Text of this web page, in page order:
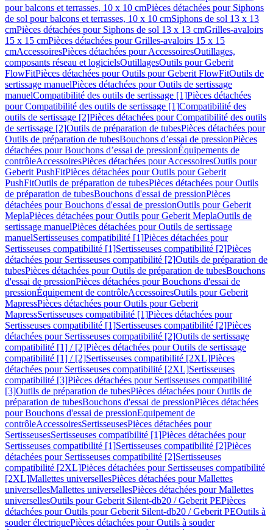
pour balcons et terrasses, 10 x 10 cmPièces détachées pour Siphons
de sol pour balcons et terrasses, 10 x 10 cmSiphons de sol 13 x 13
cmPièces détachées pour Siphons de sol 13 x 13 cmGrilles-avaloirs
15 x 15 cmPièces détachées pour Grilles-avaloirs 15 x 15
cmAccessoiresPièces détachées pour AccessoiresOutillages,
composants réseau et logicielsOutillagesOutils pour Geberit
FlowFitPièces détachées pour Outils pour Geberit FlowFitOutils de
sertissage manuelPièces détachées pour Outils de sertissage
manuelCompatibilité des outils de sertissage [1]Pièces détachées
pour Compatibilité des outils de sertissage [1]Compatibilité des
outils de sertissage [2]Pièces détachées pour Compatibilité des outils
de sertissage [2]Outils de préparation de tubesPièces détachées pour
Outils de préparation de tubesBouchons d’essai de pressionPièces
détachées pour Bouchons d’essai de pressionÉquipements de
contrôleAccessoiresPièces détachées pour AccessoiresOutils pour
Geberit PushFitPièces détachées pour Outils pour Geberit
PushFitOutils de préparation de tubesPièces détachées pour Outils
de préparation de tubesBouchons d'essai de pressionPièces
détachées pour Bouchons d'essai de pressionOutils pour Geberit
MeplaPièces détachées pour Outils pour Geberit MeplaOutils de
sertissage manuelPièces détachées pour Outils de sertissage
manuelSertisseuses compatibilité [1]Pièces détachées pour
Sertisseuses compatibilité [1]Sertisseuses compatibilité [2]Pièces
détachées pour Sertisseuses compatibilité [2]Outils de préparation de
tubesPièces détachées pour Outils de préparation de tubesBouchons
d'essai de pressionPièces détachées pour Bouchons d'essai de
pressionÉquipement de contrôleAccessoiresOutils pour Geberit
MapressPièces détachées pour Outils pour Geberit
MapressSertisseuses compatibilité [1]Pièces détachées pour
Sertisseuses compatibilité [1]Sertisseuses compatibilité [2]Pièces
détachées pour Sertisseuses compatibilité [2]Outils de sertissage
compatibilité [1] / [2]Pièces détachées pour Outils de sertissage
compatibilité [1] / [2]Sertisseuses compatibilité [2XL]Pièces
détachées pour Sertisseuses compatibilité [2XL]Sertisseuses
compatibilité [3]Pièces détachées pour Sertisseuses compatibilité
[3]Outils de préparation de tubesPièces détachées pour Outils de
préparation de tubesBouchons d'essai de pressionPièces détachées
pour Bouchons d'essai de pressionEquipement de
contrôleAccessoiresSertisseusesPièces détachées pour
SertisseusesSertisseuses compatibilité [1]Pièces détachées pour
Sertisseuses compatibilité [1]Sertisseuses compatibilité [2]Pièces
détachées pour Sertisseuses compatibilité [2]Sertisseuses
compatibilité [2XL]Pièces détachées pour Sertisseuses compatibilité
[2XL]Mallettes universellesPièces détachées pour Mallettes
universellesMallettes universellesPièces détachées pour Mallettes
universellesOutils pour Geberit Silent-db20 / Geberit PEPièces
détachées pour Outils pour Geberit Silent-db20 / Geberit PEOutils à
souder électriquePièces détachées pour Outils à souder